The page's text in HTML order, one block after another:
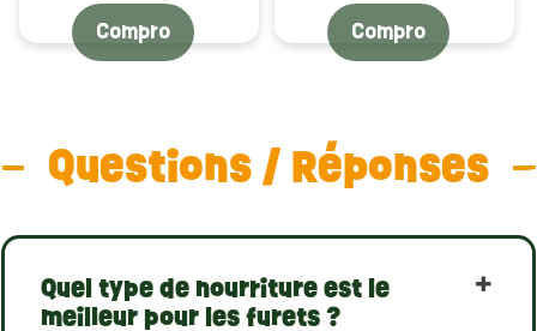
Compro Compro
Questions / Réponses
Quel type de nourriture est le
meilleur pour les furets ?